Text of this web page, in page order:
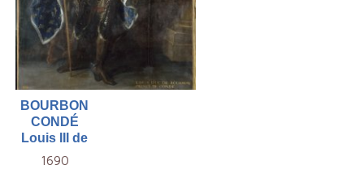
BOURBON
CONDÉ
Louis III de
1690